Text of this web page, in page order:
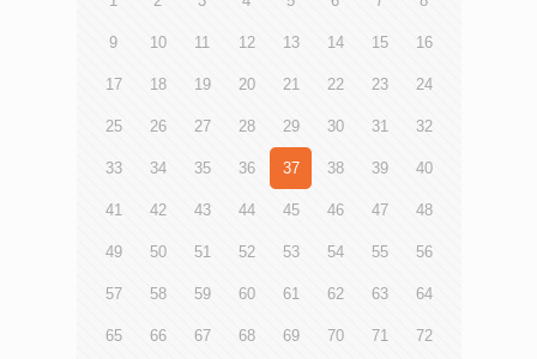
9 10 11 12 13 14 15 16
17 18 19 20 21 22 23 24
25 26 27 28 29 30 31 32
33 34 35 36 37 38 39 40
41 42 43 44 45 46 47 48
49 50 51 52 53 54 55 56
57 58 59 60 61 62 63 64
65 66 67 68 69 70 71 72